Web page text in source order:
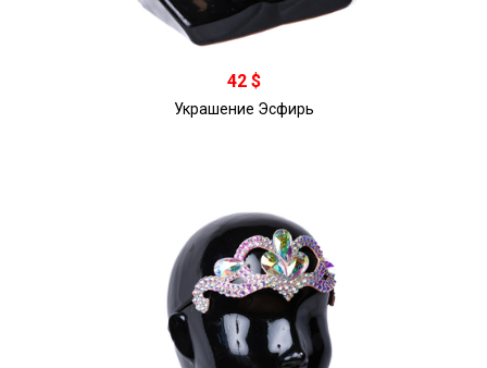
В корзину
42 $
Украшение Эсфирь